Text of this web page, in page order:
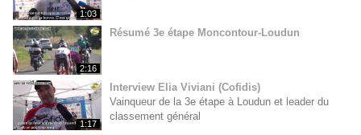
1:03
2:16
Résumé 3e étape Moncontour-Loudun
1:17
Interview Elia Viviani (Cofidis)
Vainqueur de la 3e étape à Loudun et leader du
classement général